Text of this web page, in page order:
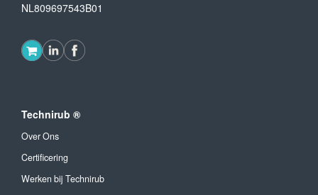
NL809697543B01
Technirub ®
Over Ons
Certificering
Werken bij Technirub